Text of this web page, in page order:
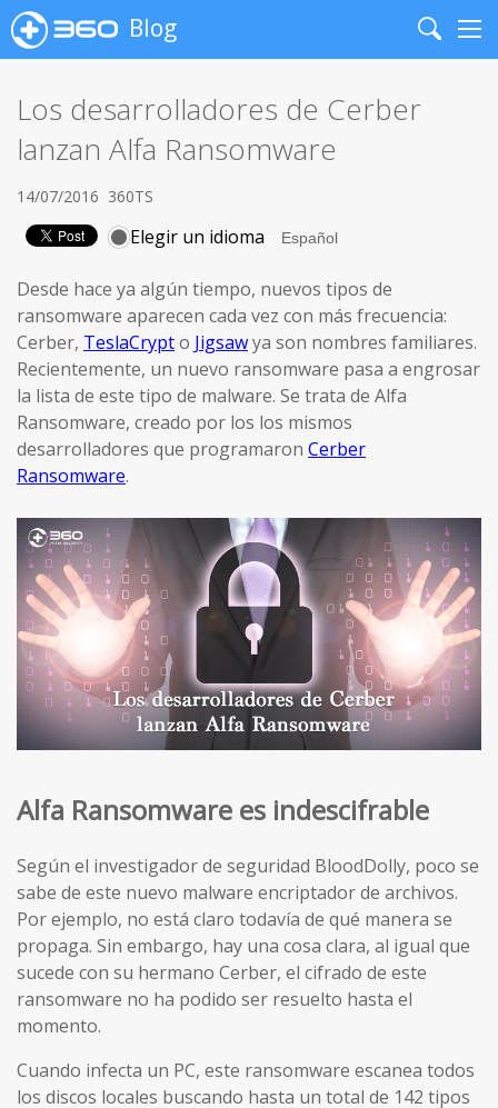
Blog
Search
Los desarrolladores de Cerber
lanzan Alfa Ransomware
14/07/2016 360TS
Elegir un idioma
Desde hace ya algún tiempo, nuevos tipos de
ransomware aparecen cada vez con más frecuencia:
Cerber, TeslaCrypto Jigsawya son nombres familiares.
Recientemente, un nuevo ransomware pasa a engrosar
la lista de este tipo de malware. Se trata de Alfa
Ransomware, creado por los los mismos
desarrolladores que programaron Cerber
Ransomware.
Alfa Ransomware es indescifrable
Según el investigador de seguridad BloodDolly, poco se
sabe de este nuevo malware encriptador de archivos.
Por ejemplo, no está claro todavía de qué manera se
propaga. Sin embargo, hay una cosa clara, al igual que
sucede con su hermano Cerber, el cifrado de este
ransomware no ha podido ser resuelto hasta el
momento.
Cuando infecta un PC, este ransomware escanea todos
los discos locales buscando hasta un total de 142 tipos